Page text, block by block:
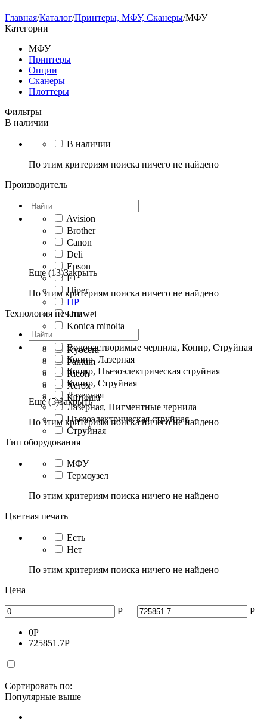
Главная/Каталог/Принтеры, МФУ, Сканеры/МФУ
Категории
МФУ
Принтеры
Опции
Сканеры
Плоттеры
Фильтры
В наличии
В наличии
По этим критериям поиска ничего не найдено
Производитель
Avision
Brother
Canon
Deli
Epson
F+
Hiper
HP
Huawei
Konica minolta
Kyocera
Pantum
Ricoh
Xerox
Катюша
Еще (13)Закрыть
По этим критериям поиска ничего не найдено
Технология печати
Водорастворимые чернила, Копир, Струйная
Копир, Лазерная
Копир, Пъезоэлектрическая струйная
Копир, Струйная
Лазерная
Лазерная, Пигментные чернила
Пъезоэлектрическая струйная
Струйная
Еще (5)Закрыть
По этим критериям поиска ничего не найдено
Тип оборудования
МФУ
Термоузел
По этим критериям поиска ничего не найдено
Цветная печать
Есть
Нет
По этим критериям поиска ничего не найдено
Цена
Р – Р
0Р
725851.7Р
Сортировать по:
Популярные выше